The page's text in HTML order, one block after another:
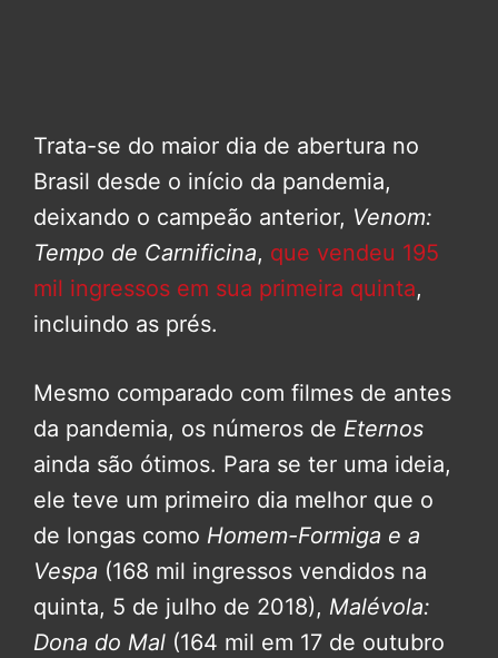
Trata-se do maior dia de abertura no
Brasil desde o início da pandemia,
deixando o campeão anterior, Venom:
Tempo de Carnificina, que vendeu 195
mil ingressos em sua primeira quinta,
incluindo as prés.
Mesmo comparado com filmes de antes
da pandemia, os números de Eternos
ainda são ótimos. Para se ter uma ideia,
ele teve um primeiro dia melhor que o
de longas como Homem-Formiga e a
Vespa (168 mil ingressos vendidos na
quinta, 5 de julho de 2018), Malévola:
Dona do Mal (164 mil em 17 de outubro